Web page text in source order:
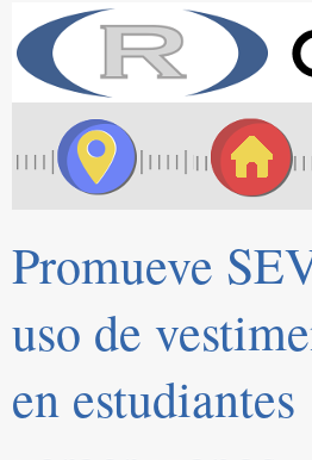
Promueve
uso de
en estudiantes